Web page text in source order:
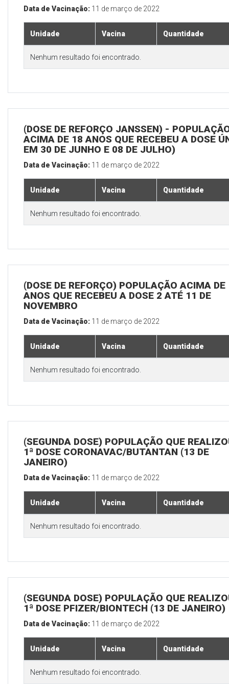
Data de Vacinação: 11 de março de 2022
Unidade Vacina Quantidade
Nenhum resultado foi encontrado.
(DOSE DE REFORÇO JANSSEN) -
ACIMA DE 18 ANOS QUE RECEBEU A DOSE
EM 30 DE JUNHO E 08 DE JULHO)
Data de Vacinação: 11 de março de 2022
Unidade Vacina Quantidade
Nenhum resultado foi encontrado.
(DOSE DE REFORÇO) POPULAÇÃO ACIMA DE
ANOS QUE RECEBEU A DOSE 2 ATÉ 11 DE
NOVEMBRO
Data de Vacinação: 11 de março de 2022
Unidade Vacina Quantidade
Nenhum resultado foi encontrado.
(SEGUNDA DOSE) POPULAÇÃO QUE
1ª DOSE CORONAVAC/BUTANTAN (13 DE
JANEIRO)
Data de Vacinação: 11 de março de 2022
Unidade Vacina Quantidade
Nenhum resultado foi encontrado.
(SEGUNDA DOSE) POPULAÇÃO QUE
1ª DOSE PFIZER/BIONTECH (13 DE JANEIRO)
Data de Vacinação: 11 de março de 2022
Unidade Vacina Quantidade
Nenhum resultado foi encontrado.